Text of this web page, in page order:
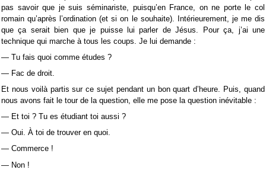
pas savoir que je suis séminariste, puisqu’en France, on ne porte le col
romain qu’après l’ordination (et si on le souhaite). Intérieurement, je me dis
que ça serait bien que je puisse lui parler de Jésus. Pour ça, j’ai une
technique qui marche à tous les coups. Je lui demande :
— Tu fais quoi comme études ?
— Fac de droit.
Et nous voilà partis sur ce sujet pendant un bon quart d’heure. Puis, quand
nous avons fait le tour de la question, elle me pose la question inévitable :
— Et toi ? Tu es étudiant toi aussi ?
— Oui. À toi de trouver en quoi.
— Commerce !
— Non !